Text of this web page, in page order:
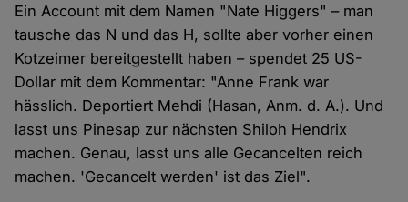
Ein Account mit dem Namen "Nate Higgers" – man
tausche das N und das H, sollte aber vorher einen
Kotzeimer bereitgestellt haben – spendet 25 US-
Dollar mit dem Kommentar: "Anne Frank war
hässlich. Deportiert Mehdi (Hasan, Anm. d. A.). Und
lasst uns Pinesap zur nächsten Shiloh Hendrix
machen. Genau, lasst uns alle Gecancelten reich
machen. 'Gecancelt werden' ist das Ziel".